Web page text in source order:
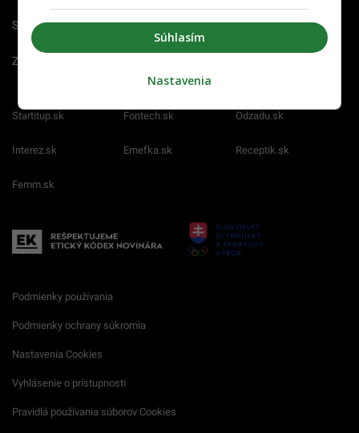
Spravovať notifikácie
Zrušiť predplatné
Startitup.sk Fontech.sk Odzadu.sk
Interez.sk Emefka.sk Receptik.sk
Femm.sk
Podmienky používania
Podmienky ochrany súkromia
Nastavenia Cookies
Vyhlásenie o prístupnosti
Pravidlá používania súborov Cookies
Súhlasím
Nastavenia